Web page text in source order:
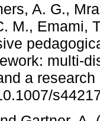
A. G.,
M., Emami,
a